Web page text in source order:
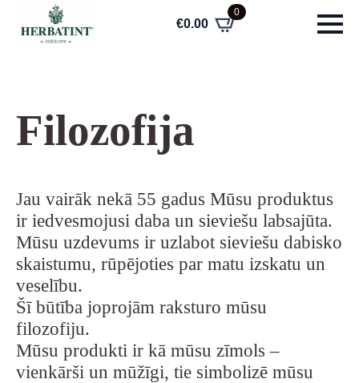
€0.00
0
Filozofija
Jau vairāk nekā 55 gadus Mūsu produktus
ir iedvesmojusi daba un sieviešu labsajūta.
Mūsu uzdevums ir uzlabot sieviešu dabisko
skaistumu, rūpējoties par matu izskatu un
veselību.
Šī būtība joprojām raksturo mūsu
filozofiju.
Mūsu produkti ir kā mūsu zīmols –
vienkārši un mūžīgi, tie simbolizē mūsu